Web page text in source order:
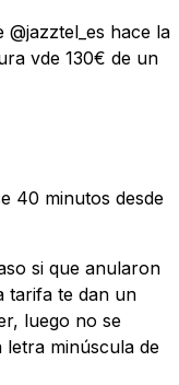
@jazztel_es hace la
vde 130€ de un
40 minutos desde
si que anularon
tarifa te dan un
luego no se
letra minúscula de